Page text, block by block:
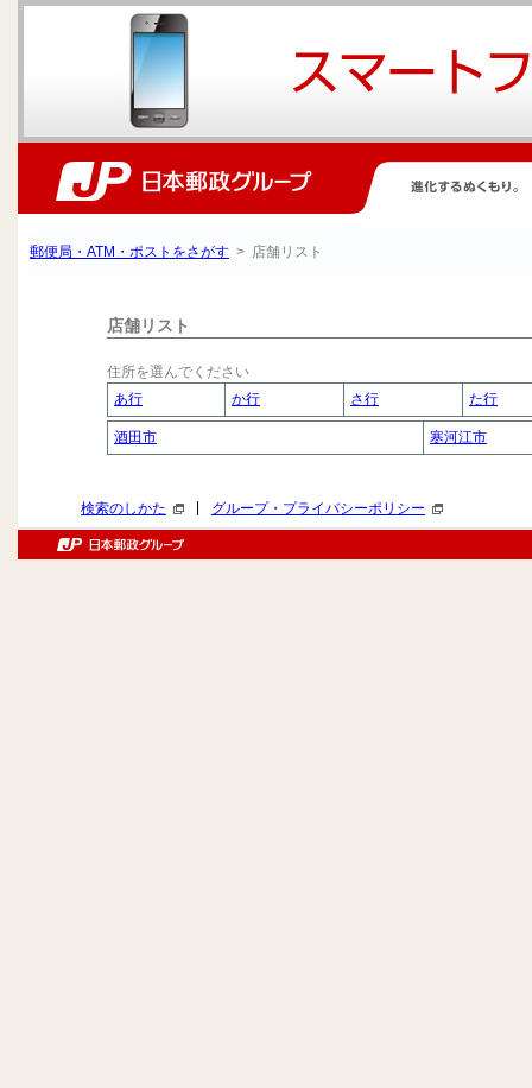
郵便局・ATM・ポストをさがす > 店舗リスト
店舗リスト
住所を選んでください
あ行
か行 さ行 た行
酒田市 寒河江市
検索のしかた グループ・プライバシーポリシー